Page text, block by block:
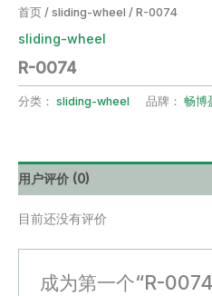
首页 / sliding-wheel / R-0074
sliding-wheel
R-0074
分类： sliding-wheel 品牌： 畅博
用户评价 (0)
目前还没有评价
成为第一个“R-